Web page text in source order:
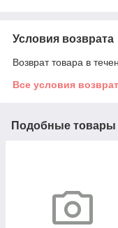
Условия возврата
Возврат товара в
Все условия
Подобные товары